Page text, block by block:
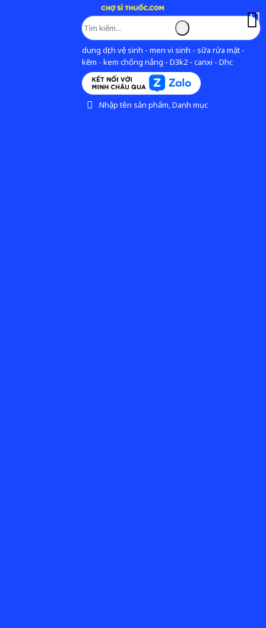
dung dịch vệ sinh - men vi sinh - sữa rửa mặt -
kẽm - kem chống nắng - D3k2 - canxi - Dhc
Nhập tên sản phẩm, Danh mục